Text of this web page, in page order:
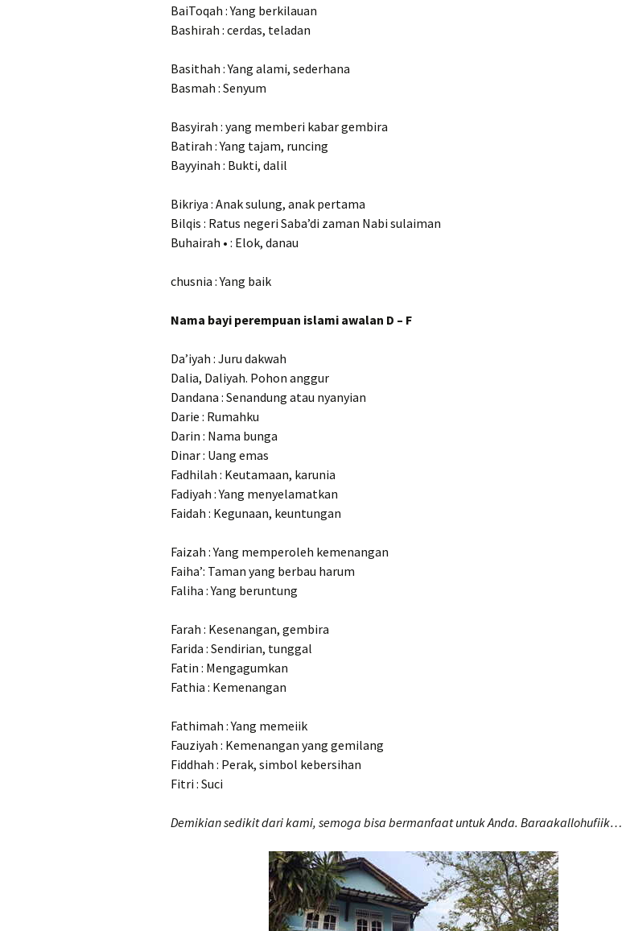
BaiToqah : Yang berkilauan
Bashirah : cerdas, teladan
Basithah : Yang alami, sederhana
Basmah : Senyum
Basyirah : yang memberi kabar gembira
Batirah : Yang tajam, runcing
Bayyinah : Bukti, dalil
Bikriya : Anak sulung, anak pertama
Bilqis : Ratus negeri Saba’di zaman Nabi sulaiman
Buhairah • : Elok, danau
chusnia : Yang baik
Nama bayi perempuan islami awalan D – F
Da’iyah : Juru dakwah
Dalia, Daliyah. Pohon anggur
Dandana : Senandung atau nyanyian
Darie : Rumahku
Darin : Nama bunga
Dinar : Uang emas
Fadhilah : Keutamaan, karunia
Fadiyah : Yang menyelamatkan
Faidah : Kegunaan, keuntungan
Faizah : Yang memperoleh kemenangan
Faiha’: Taman yang berbau harum
Faliha : Yang beruntung
Farah : Kesenangan, gembira
Farida : Sendirian, tunggal
Fatin : Mengagumkan
Fathia : Kemenangan
Fathimah : Yang memeiik
Fauziyah : Kemenangan yang gemilang
Fiddhah : Perak, simbol kebersihan
Fitri : Suci
Demikian sedikit dari kami, semoga bisa bermanfaat untuk Anda. Baraakallohufiik…